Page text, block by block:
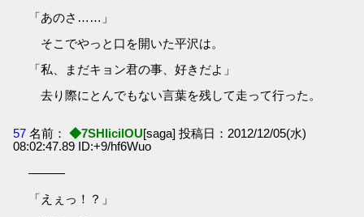
「あのさ……」
そこでやっと口を開いた平沢は。
「私、まだキョン君の事、好きだよ」
去り際にとんでもない言葉を残して走って行った。
57 名前： ◆7SHIicilOU[saga] 投稿日：2012/12/05(水)
08:02:47.89 ID:+9/hf6Wuo
―――
「えぇっ！？」